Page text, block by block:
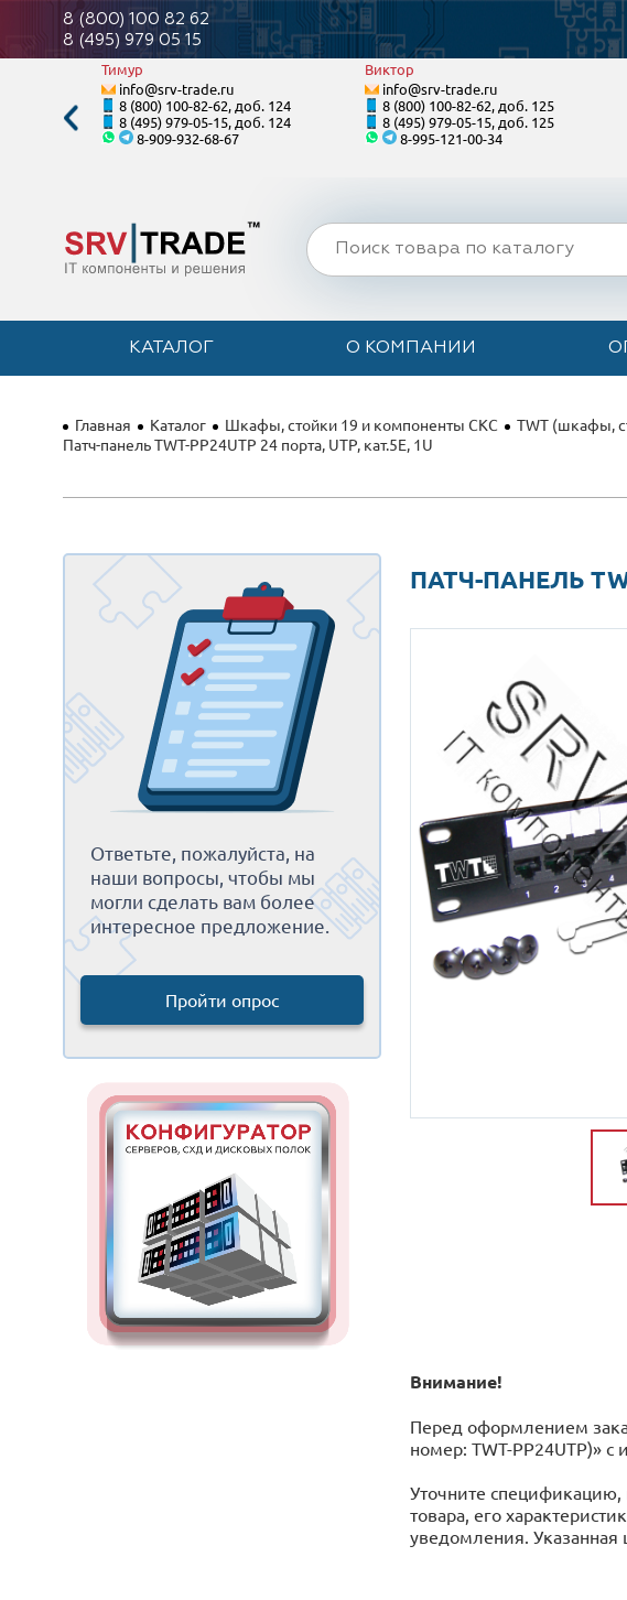
8 (800) 100 82 62
8 (495) 979 05 15
Тимур
info@srv-trade.ru
8 (800) 100-82-62, доб. 124
8 (495) 979-05-15, доб. 124
8-909-932-68-67
Виктор
info@srv-trade.ru
8 (800) 100-82-62, доб. 125
8 (495) 979-05-15, доб. 125
8-995-121-00-34
КАТАЛОГ О КОМПАНИИ
Главная Каталог Шкафы, стойки 19 и компоненты СКС TWT (шкафы,
Патч-панель TWT-PP24UTP 24 порта, UTP, кат.5E, 1U
Ответьте, пожалуйста, на
наши вопросы, чтобы мы
могли сделать вам более
интересное предложение.
Пройти опрос
ПАТЧ-ПАНЕЛЬ
Внимание!
Перед оформлением
номер: TWT-PP24UTP)»
Уточните
товара, его
уведомления.